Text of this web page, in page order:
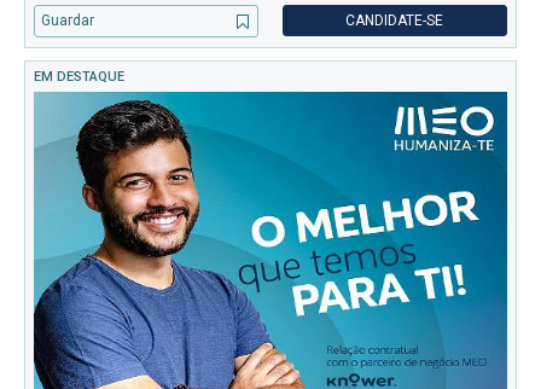
responsabilidades: Gestão da infraestrutura tecnológica das
localidades da em
Guardar CANDIDATE-SE
EM DESTAQUE